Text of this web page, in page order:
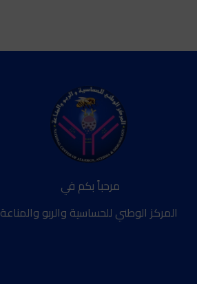
مرحباً بكم في
المركز الوطني للحساسية والربو والمناعة